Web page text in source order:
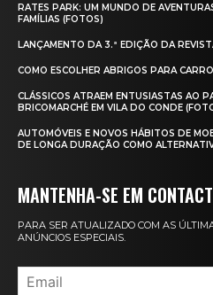
RATES PARK: UM MUNDO DE
FAMÍLIAS (FOTOS)
LANÇAMENTO DA 3.ª EDIÇÃO DA
COMO ESCOLHER ABRIGOS PARA
CLÁSSICOS ATRAEM ENTUSIASTAS AO
BRICOMARCHÉ EM VILA DO CONDE
AUTOMÓVEIS E NOVOS HÁBITOS DE
DE LONGA DURAÇÃO COMO
MANTENHA-SE EM
PARA SER ATUALIZADO COM AS
ANÚNCIOS ESPECIAIS.